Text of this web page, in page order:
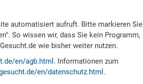
automatisiert aufruft. Bitte markieren Sie
So wissen wir, dass Sie kein Programm,
wie bisher weiter nutzen.
en/agb.html . Informationen zum
en/datenschutz.html .